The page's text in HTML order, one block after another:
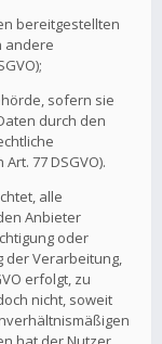
bereitgestellten
andere
sofern sie
durch den
77 DSGVO).
alle
Anbieter
oder
der Verarbeitung,
erfolgt, zu
nicht, soweit